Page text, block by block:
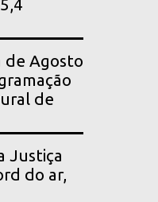
de Agosto
de
Justiça
do ar,